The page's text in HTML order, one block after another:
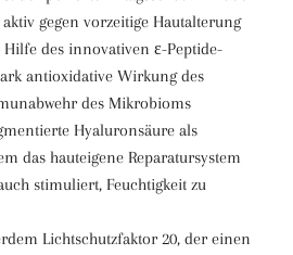
gegen vorzeitige Hautalterung
des innovativen ε-Peptide-
antioxidative Wirkung des
des Mikrobioms
Hyaluronsäure als
das hauteigene Reparatursystem
stimuliert, Feuchtigkeit zu
Lichtschutzfaktor 20, der einen